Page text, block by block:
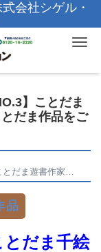
会社シゲル・
】ことだま
だま作品をご
だま作品をご紹介致します☆彡
品
だま千絵